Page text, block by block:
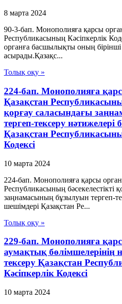
8 марта 2024
90-3-бап. Монополияға қарсы
Республикасының Кәсіпкерлік
органға басшылықты оның
асырады.Қазақс...
Толық оқу »
224-бап. Монополияға
Қазақстан
қорғау саласындағы
тергеп-тексеру
Қазақстан
Кодексі
10 марта 2024
224-бап. Монополияға қарсы
Республикасының бәсекелестікті
заңнамасының бұзылуын тергеп-
шешімдері Қазақстан Ре...
Толық оқу »
229-бап. Монополияға
аумақтық бөлімшелерінің
тексеру Қазақстан
Кәсіпкерлік Кодексі
10 марта 2024